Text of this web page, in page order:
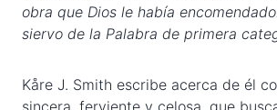
obra que Dios le había
siervo de la Palabra de primera
Kåre J. Smith escribe acerca de él
sincera, ferviente y celosa, que